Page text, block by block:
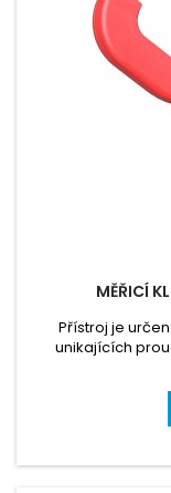
MĚŘICÍ
Přístroj je
unikajících
vhodné použít
měření pomocí
použít u
přístroj